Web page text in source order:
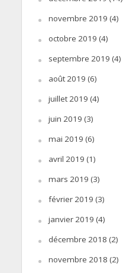
novembre 2019 (4)
octobre 2019 (4)
septembre 2019 (4)
août 2019 (6)
juillet 2019 (4)
juin 2019 (3)
mai 2019 (6)
avril 2019 (1)
mars 2019 (3)
février 2019 (3)
janvier 2019 (4)
décembre 2018 (2)
novembre 2018 (2)